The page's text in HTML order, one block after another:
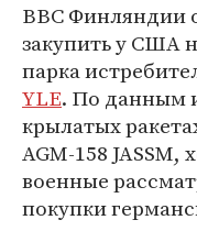
ВВС Финляндии
закупить у США
парка
YLE. По данным
крылатых
AGM-158
военные
покупки